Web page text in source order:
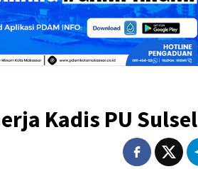
Kadis PU Sulsel